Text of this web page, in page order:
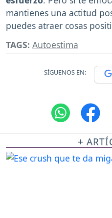
mantienes una actitud
puedes atraer cosas
TAGS: Autoestima
SÍGUENOS EN:
+